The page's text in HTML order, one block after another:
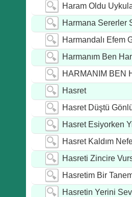
Haram Oldu
Harmana Sererler
Harmandalı Efem
Harmanım Ben
HARMANIM BEN
Hasret
Hasret Düştü
Hasret Esiyorken
Hasret Kaldım
Hasreti Zincire
Hasretim Bir
Hasretin Yerini